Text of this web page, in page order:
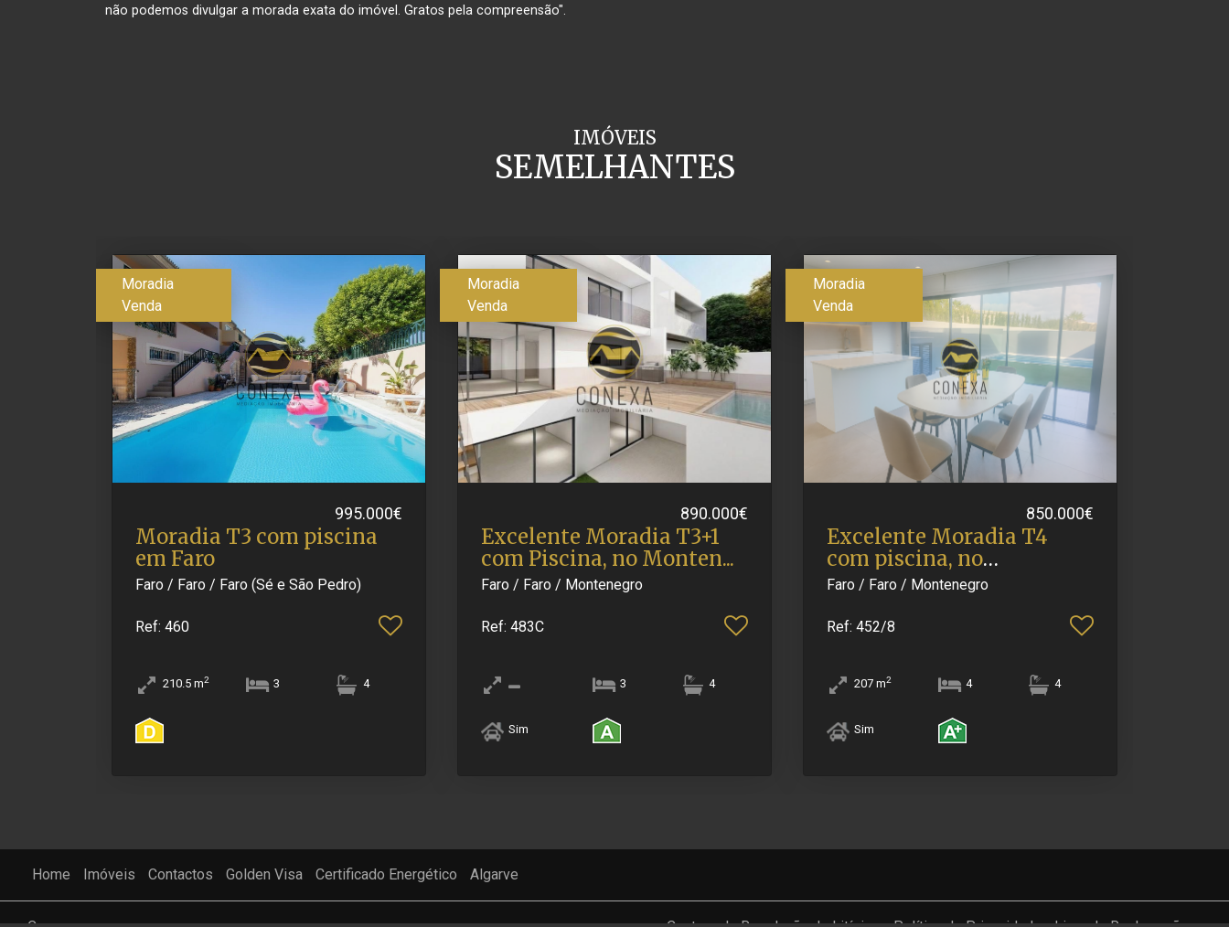
não podemos divulgar a morada exata do imóvel. Gratos pela compreensão".
IMÓVEIS
SEMELHANTES
Moradia
Venda
995.000€
Moradia T3 com piscina
em Faro
Faro / Faro / Faro (Sé e São Pedro)
Ref: 460
210.5 m2 3 4
Moradia
Venda
890.000€
Excelente Moradia T3+1
com Piscina, no Monten.​..
Faro / Faro / Montenegro
Ref: 483C
3 4
Sim
Moradia
Venda
850.000€
Excelente Moradia T4
com piscina, no
Monteneg.​..
Faro / Faro / Montenegro
Ref: 452/8
207m2 4 4
Sim
Home Imóveis Contactos Golden Visa Certificado Energético Algarve